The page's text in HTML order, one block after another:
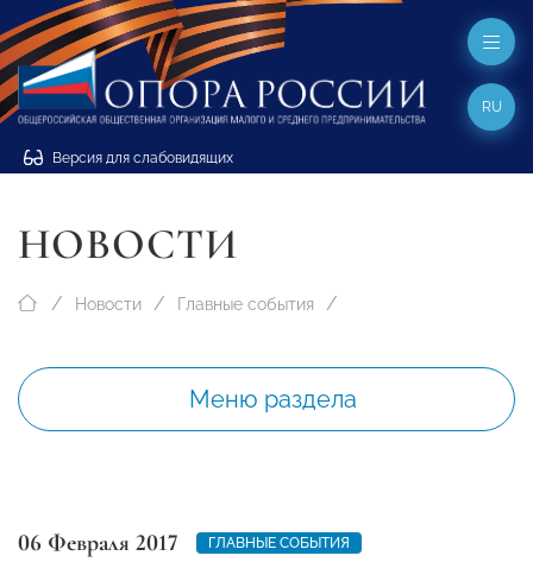
Версия для слабовидящих
RU
НОВОСТИ
Новости Главные события
Меню раздела
06 Февраля 2017 ГЛАВНЫЕ СОБЫТИЯ